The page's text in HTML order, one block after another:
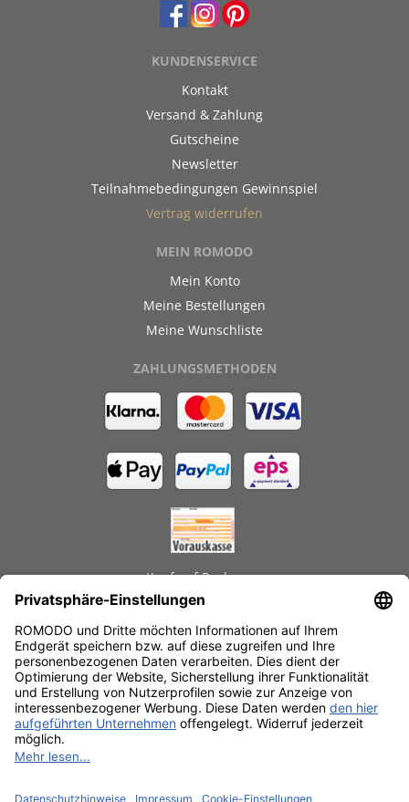
KUNDENSERVICE
Kontakt
Versand & Zahlung
Gutscheine
Newsletter
Teilnahmebedingungen Gewinnspiel
Vertrag widerrufen
MEIN ROMODO
Mein Konto
Meine Bestellungen
Meine Wunschliste
ZAHLUNGSMETHODEN
Kauf auf Rechnung
Schnelle Lieferzeiten
Käuferschutz
Datenschutz
SSL-Verschlüsselung